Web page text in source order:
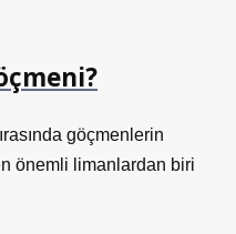
göçmenlerin
önemli limanlardan biri